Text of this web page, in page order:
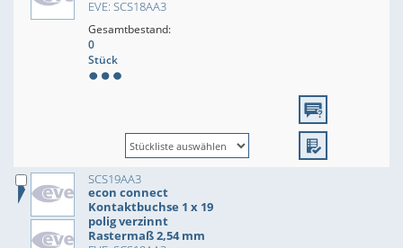
EVE: SCS18AA3
Gesamtbestand:
0
Stück
SCS19AA3
econ connect
Kontaktbuchse 1 x 19
polig verzinnt
Rastermaß 2,54 mm